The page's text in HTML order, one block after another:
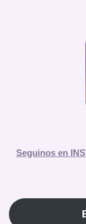
Seguinos en